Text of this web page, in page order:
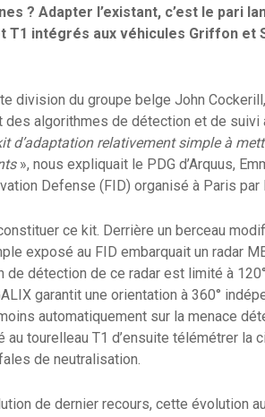
? Adapter l’existant, c’est le pari
intégrés aux véhicules Griffon et
division du groupe belge John
algorithmes de détection et de suivi
d’adaptation relativement simple à
», nous expliquait le PDG d’Arquus,
Defense (FID) organisé à Paris
ce kit. Derrière un berceau
exposé au FID embarquait un radar
détection de ce radar est limité à
garantit une orientation à 360°
automatiquement sur la menace
tourelleau T1 d’ensuite télémétrer la
de neutralisation.
de dernier recours, cette évolution